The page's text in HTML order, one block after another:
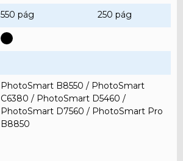
550 pág 250 pág
PhotoSmart B8550 / PhotoSmart
C6380 / PhotoSmart D5460 /
PhotoSmart D7560 / PhotoSmart Pro
B8850